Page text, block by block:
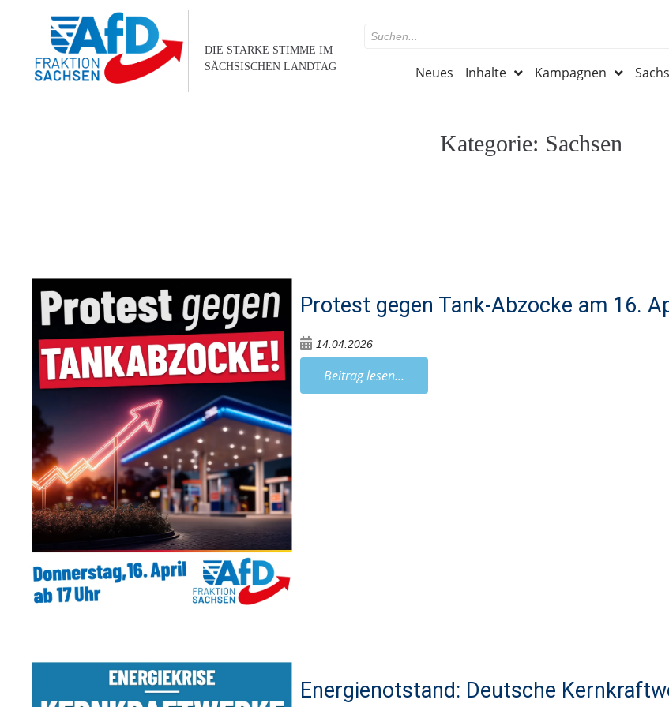
DIE STARKE STIMME IM
SÄCHSISCHEN LANDTAG
Neues Inhalte Kampagnen
Kategorie: Sachsen
Protest gegen Tank-Abzocke am 16.
14.04.2026
Beitrag lesen...
Energienotstand: Deutsche